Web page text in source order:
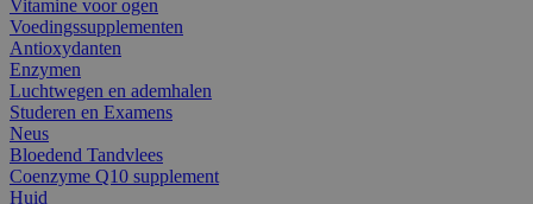
Vitamine voor ogen
Voedingssupplementen
Antioxydanten
Enzymen
Luchtwegen en ademhalen
Studeren en Examens
Neus
Bloedend Tandvlees
Coenzyme Q10 supplement
Huid